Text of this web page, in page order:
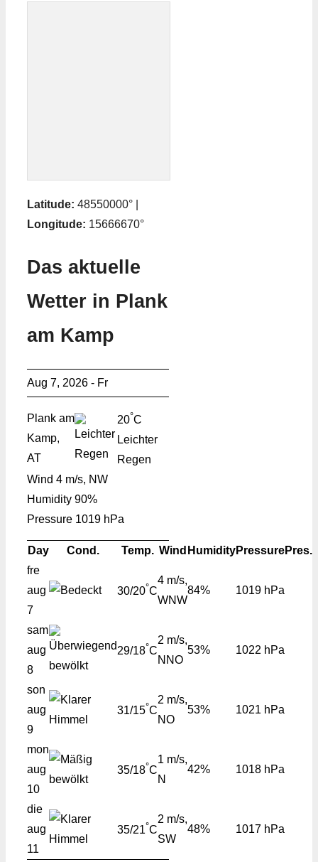
Latitude: 48550000° |
Longitude: 15666670°
Das aktuelle
Wetter in Plank
am Kamp
Aug 7, 2026 - Fr
Plank am
Kamp,
AT
20°C
Leichter
Regen
Wind 4 m/s, NW
Humidity 90%
Pressure 1019 hPa
Day Cond. Temp. Wind HumidityPressurePres.
fre
aug
7
30/20°C
4 m/s,
WNW
84% 1019 hPa
sam
aug
8
29/18°C
2 m/s,
NNO
53% 1022 hPa
son
aug
9
31/15°C
2 m/s,
NO
53% 1021 hPa
mon
aug
10
35/18°C
1 m/s,
N
42% 1018 hPa
die
aug
11
35/21°C
2 m/s,
SW
48% 1017 hPa